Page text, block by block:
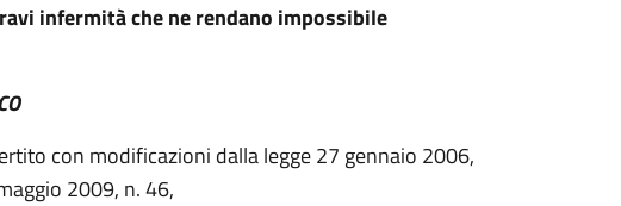
infermitàche ne rendano impossibile
con modificazioni dalla legge 27 gennaio 2006,
2009, n. 46,